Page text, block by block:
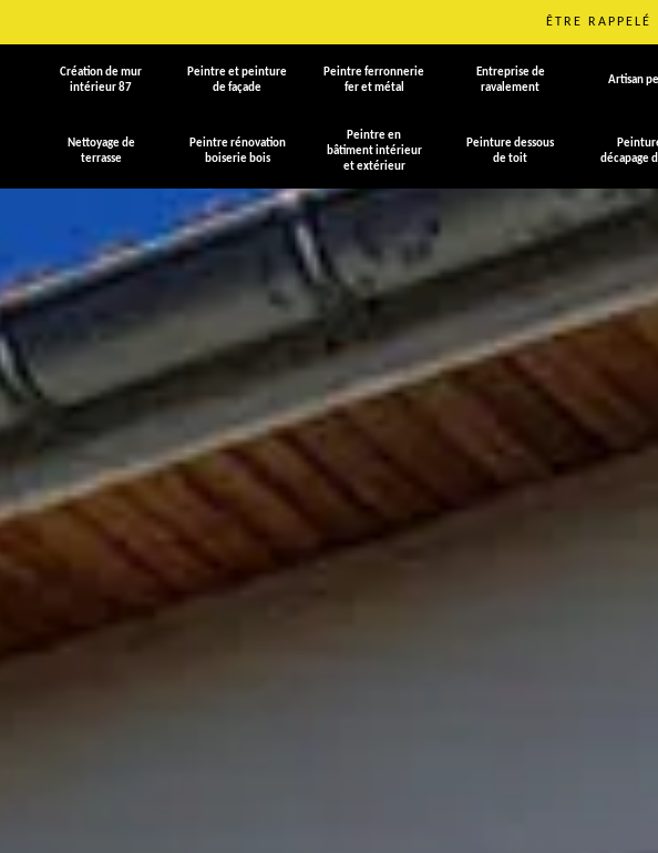
ÊTRE RAPPELÉ
Création de mur
intérieur 87
Peintre et peinture
de façade
Peintre ferronnerie
fer et métal
Entreprise de
ravalement
Artisan
Nettoyage de
terrasse
Peintre rénovation
boiserie bois
Peintre en
bâtiment intérieur
et extérieur
Peinture dessous
de toit
décapage